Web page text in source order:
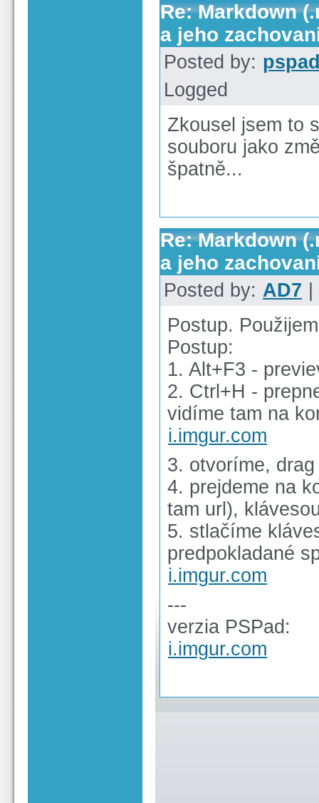
Re: Markdown
a jeho
Posted by:
Logged
Zkousel jsem to
souboru jako
špatně...
Re: Markdown
a jeho
Posted by: AD7
Postup.
Postup:
1. Alt+F3 -
2. Ctrl+H -
vidíme tam na
i.imgur.com
3. otvoríme,
4. prejdeme na
tam url),
5. stlačíme
predpokladané
i.imgur.com
---
verzia PSPad:
i.imgur.com